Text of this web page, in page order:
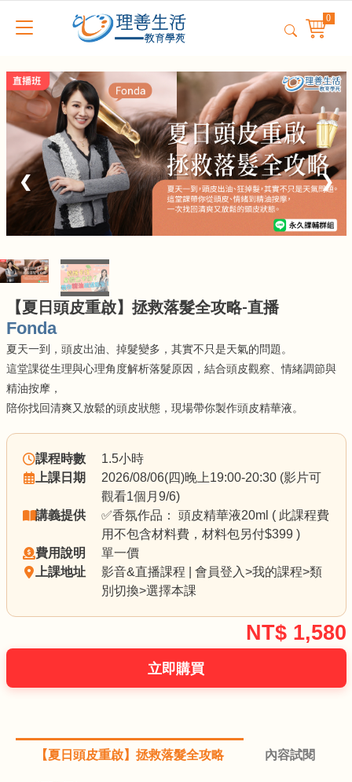
❮ ❯
【夏日頭皮重啟】拯救落髮全攻略-直播
Fonda
夏天一到，頭皮出油、掉髮變多，其實不只是天氣的問題。
這堂課從生理與心理角度解析落髮原因，結合頭皮觀察、情緒調節與
精油按摩，
陪你找回清爽又放鬆的頭皮狀態，現場帶你製作​​​頭皮精華液。
課程時數
1.5小時
上課日期
2026/08/06(四)晚上19:00-20:30 (影片可
觀看1個月9/6)
講義提供
✅香氛作品： 頭皮精華液20ml ( 此課程費
用不包含材料費，材料包另付$399 )
費用說明
單一價
上課地址
影音&直播課程 | 會員登入>我的課程>類
別切換>選擇本課
NT$ 1,580
【夏日頭皮重啟】拯救落髮全攻略 內容試閱